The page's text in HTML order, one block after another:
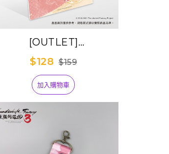
[OUTLET]
《Thunderbolt Fantasy
條紙-照君臨
$128 $159
加入購物車